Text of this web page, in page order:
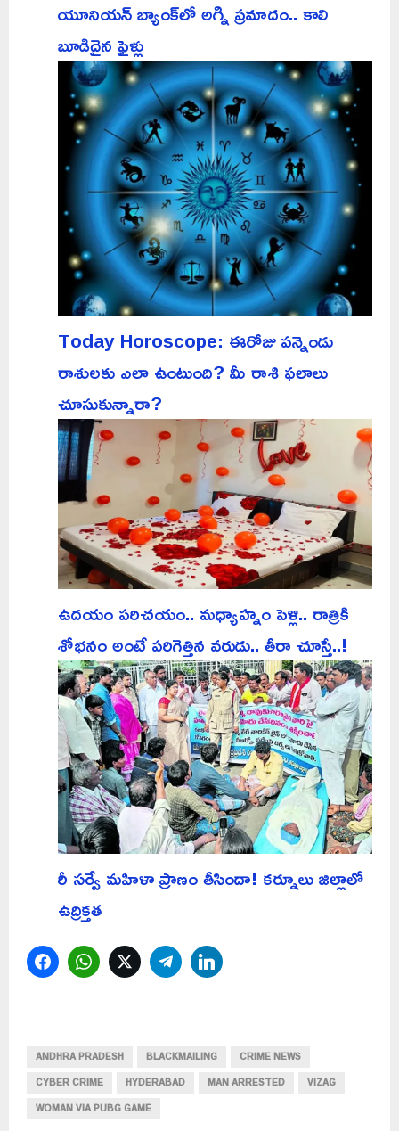
యూనియన్ బ్యాంక్‌లో అగ్ని ప్రమాదం.. కాలి
బూడిదైన ఫైళ్లు
Today Horoscope: ఈరోజు పన్నెండు
రాశులకు ఎలా ఉంటుంది? మీ రాశి ఫలాలు
చూసుకున్నారా?
ఉదయం పరిచయం.. మధ్యాహ్నం పెళ్లి.. రాత్రికి
శోభనం అంటే పరిగెత్తిన వరుడు.. తీరా చూస్తే..!
రీ సర్వే మహిళా ప్రాణం తీసిందా! కర్నూలు జిల్లాలో
ఉద్రిక్తత
FacebookWhatsAppTwitterTelegram
ANDHRA PRADESH BLACKMAILING
CRIME NEWS
CYBER CRIME
HYDERABAD MAN ARRESTED
VIZAG
WOMAN VIA PUBG GAME